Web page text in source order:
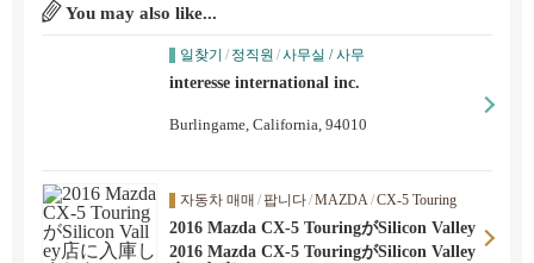
You may also like...
일찾기 / 정직원 /사무실 / 사무
interesse international inc.
Burlingame, California, 94010
자동차 매매 /팝니다/MAZDA/CX-5 Touring
2016 Mazda CX-5 TouringがSilicon Valley
店に入庫しました。
2016 Mazda CX-5 TouringがSilicon Valley